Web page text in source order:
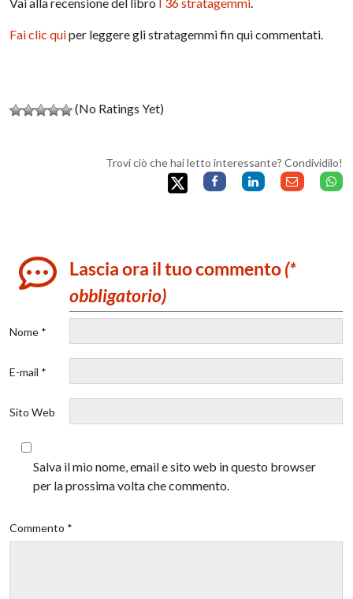
Fai clic quiper leggere gli stratagemmi fin qui commentati.
(No Ratings Yet)
Trovi ciò che hai letto interessante? Condividilo!
Lascia ora il tuo commento(*
obbligatorio)
Nome *
E-mail *
Sito Web
Salva il mio nome, email e sito web in questo browser
per la prossima volta che commento.
Commento *